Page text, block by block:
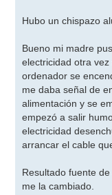
Hubo un chispazo
Bueno mi madre
electricidad otra
ordenador se
me daba señal de
alimentación y se
empezó a salir
electricidad
arrancar el cable
Resultado fuente
me la cambiado.